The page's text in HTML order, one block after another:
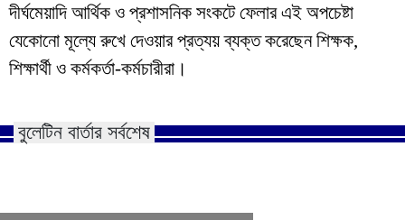
দীর্ঘমেয়াদি আর্থিক ও প্রশাসনিক সংকটে ফেলার এই অপচেষ্টা
যেকোনো মূল্যে রুখে দেওয়ার প্রত্যয় ব্যক্ত করেছেন শিক্ষক,
শিক্ষার্থী ও কর্মকর্তা-কর্মচারীরা।
বুলেটিন বার্তার সর্বশেষ